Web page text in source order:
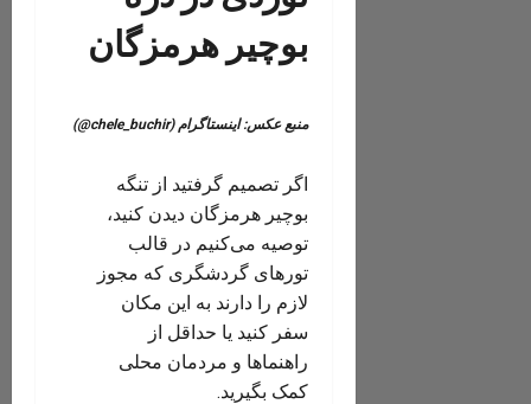
منبع عکس: اینستاگرام (chele_buchir@)
اگر تصمیم گرفتید از تنگه
بوچیر هرمزگان دیدن کنید،
توصیه می‌کنیم در قالب
تورهای گردشگری که مجوز
لازم را دارند به این مکان
سفر کنید یا حداقل از
راهنماها و مردمان محلی
کمک بگیرید.